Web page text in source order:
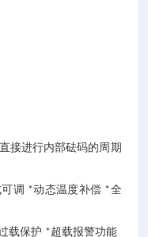
接进行内部砝码的周期
调 *动态温度补偿 *全
载保护 *超载报警功能